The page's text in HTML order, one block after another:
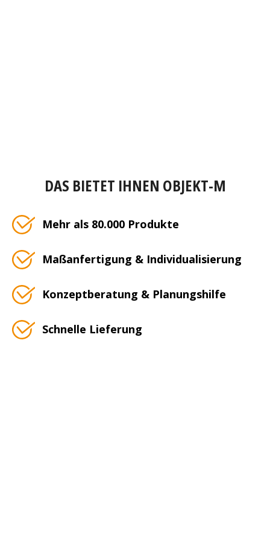
DAS BIETET IHNEN OBJEKT-M
Mehr als 80.000 Produkte
Maßanfertigung & Individualisierung
Konzeptberatung & Planungshilfe
Schnelle Lieferung